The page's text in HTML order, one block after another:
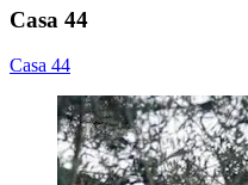
Casa 44
Casa 44